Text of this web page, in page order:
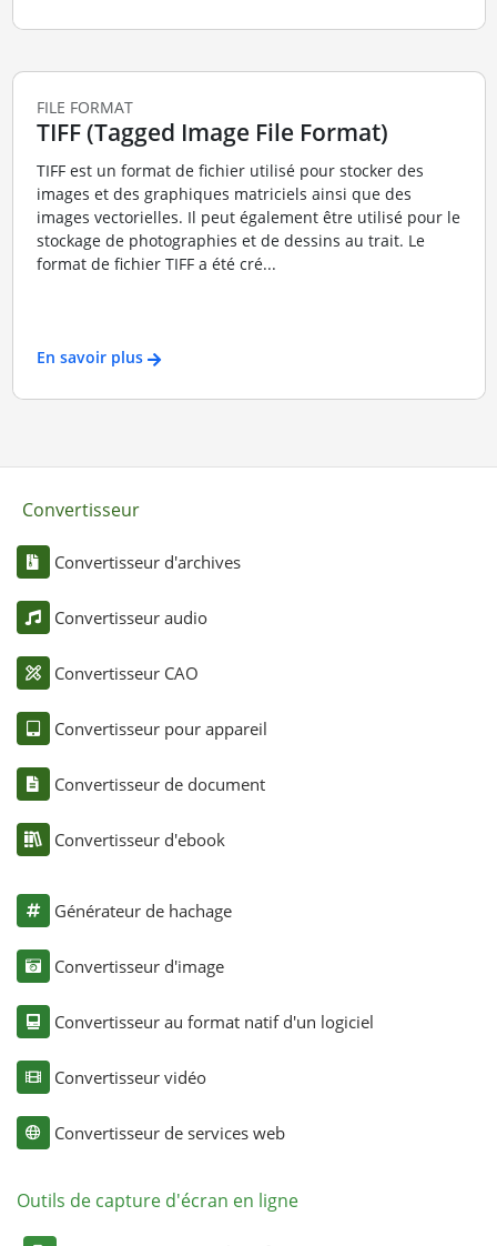
FILE FORMAT
TIFF (Tagged Image File Format)
TIFF est un format de fichier utilisé pour stocker des
images et des graphiques matriciels ainsi que des
images vectorielles. Il peut également être utilisé pour le
stockage de photographies et de dessins au trait. Le
format de fichier TIFF a été cré...
En savoir plus
Convertisseur
Convertisseur d'archives
Convertisseur audio
Convertisseur CAO
Convertisseur pour appareil
Convertisseur de document
Convertisseur d'ebook
Générateur de hachage
Convertisseur d'image
Convertisseur au format natif d'un logiciel
Convertisseur vidéo
Convertisseur de services web
Outils de capture d'écran en ligne